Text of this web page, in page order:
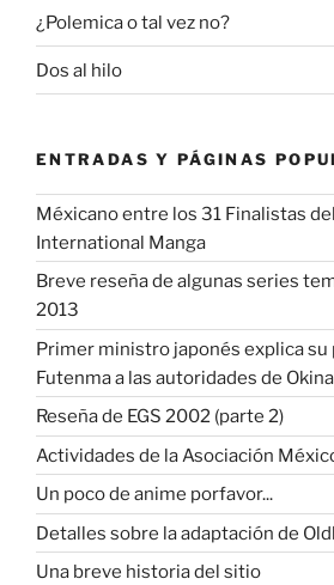
¿Polemica o tal vez no?
Dos al hilo
ENTRADAS Y PÁGINAS
Méxicano entre los 31 Finalistas
International Manga
Breve reseña de algunas series
2013
Primer ministro japonés explica su
Futenma a las autoridades de
Reseña de EGS 2002 (parte 2)
Actividades de la Asociación
Un poco de anime porfavor...
Detalles sobre la adaptación de
Una breve historia del sitio